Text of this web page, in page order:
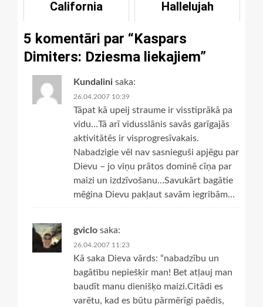
California Hallelujah
5 komentāri par “Kaspars
Dimiters: Dziesma liekajiem”
Kundalini saka:
26.04.2007 10:39
Tāpat kā upeij straume ir visstiprākā pa
vidu…Tā arī vidusslānis savās garīgajās
aktivitātēs ir visprogresīvakais.
Nabadzigie vēl nav sasnieguši apjēgu par
Dievu – jo viņu prātos dominē cīņa par
maizi un izdzīvošanu…Savukārt bagātie
mēģina Dievu pakļaut savām iegribām…
gviclo saka:
26.04.2007 11:23
Kā saka Dieva vārds: “nabadzību un
bagātību nepiešķir man! Bet atļauj man
baudīt manu dienišķo maizi.Citādi es
varētu, kad es būtu pārmērīgi paēdis,